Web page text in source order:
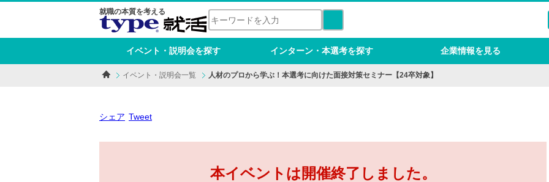
就職の本質を考える
イベント・説明会を探す インターン・本選考を探す 企業情報を見る
イベント・説明会一覧 人材のプロから学ぶ！本選考に向けた面接対策セミナー【24卒対象】
シェア Tweet
本イベントは開催終了しました。